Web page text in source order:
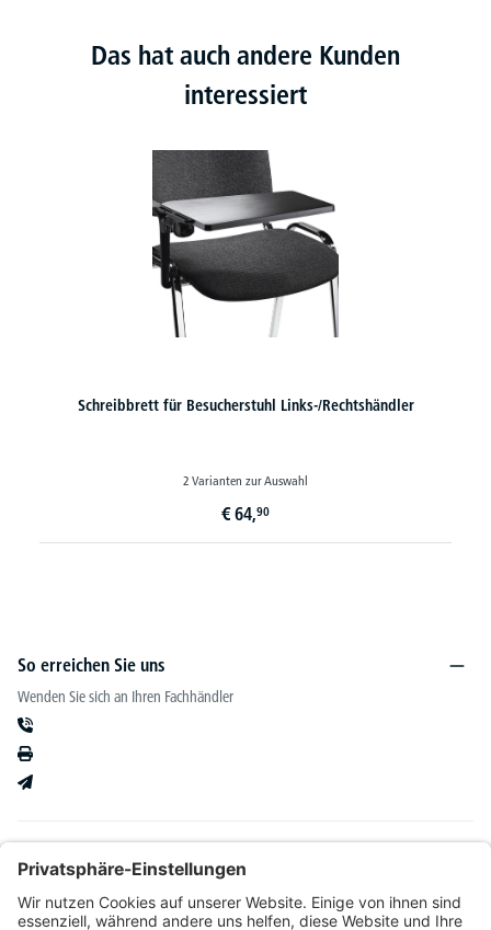
Das hat auch andere Kunden
interessiert
Schreibbrett für Besucherstuhl Links-/Rechtshändler
2 Varianten zur Auswahl
€ 64,90
So erreichen Sie uns
Wenden Sie sich an Ihren Fachhändler
Kataloge & mehr